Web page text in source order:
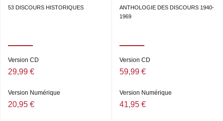
53 DISCOURS HISTORIQUES
Version CD
29,99 €
Version Numérique
20,95 €
ANTHOLOGIE DES DISCOURS 1940-
1969
Version CD
59,99 €
Version Numérique
41,95 €